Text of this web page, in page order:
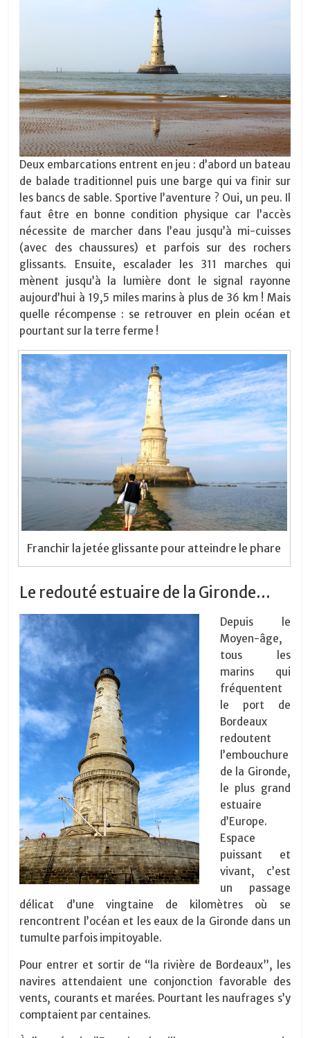
Deux embarcations entrent en jeu : d’abord un bateau
de balade traditionnel puis une barge qui va finir sur
les bancs de sable. Sportive l’aventure ? Oui, un peu. Il
faut être en bonne condition physique car l’accès
nécessite de marcher dans l’eau jusqu’à mi-cuisses
(avec des chaussures) et parfois sur des rochers
glissants. Ensuite, escalader les 311 marches qui
mènent jusqu’à la lumière dont le signal rayonne
aujourd’hui à 19,5 miles marins à plus de 36 km ! Mais
quelle récompense : se retrouver en plein océan et
pourtant sur la terre ferme !
Franchir la jetée glissante pour atteindre le phare
Le redouté estuaire de la Gironde…
Depuis le
Moyen-âge,
tous les
marins qui
fréquentent
le port de
Bordeaux
redoutent
l’embouchure
de la Gironde,
le plus grand
estuaire
d’Europe.
Espace
puissant et
vivant, c’est
un passage
délicat d’une vingtaine de kilomètres où se
rencontrent l’océan et les eaux de la Gironde dans un
tumulte parfois impitoyable.
Pour entrer et sortir de “la rivière de Bordeaux”, les
navires attendaient une conjonction favorable des
vents, courants et marées. Pourtant les naufrages s’y
comptaient par centaines.